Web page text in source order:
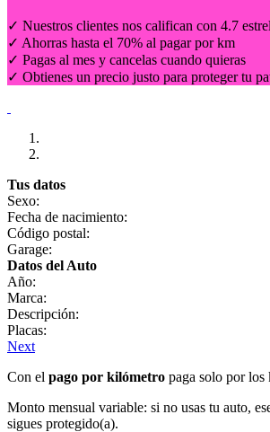
✓ Nuestros clientes nos califican con 4.7
✓ Ahorras hasta el 70% al pagar por km
✓ Pagas al mes y cancelas cuando quieras
✓ Obtienes un precio justo para proteger tu
Tus datos
Sexo:
Fecha de nacimiento:
Código postal:
Garage:
Datos del Auto
Año:
Marca:
Descripción:
Placas:
Next
Con el pago por kilómetro paga solo por los
Monto mensual variable: si no usas tu auto,
sigues protegido(a).